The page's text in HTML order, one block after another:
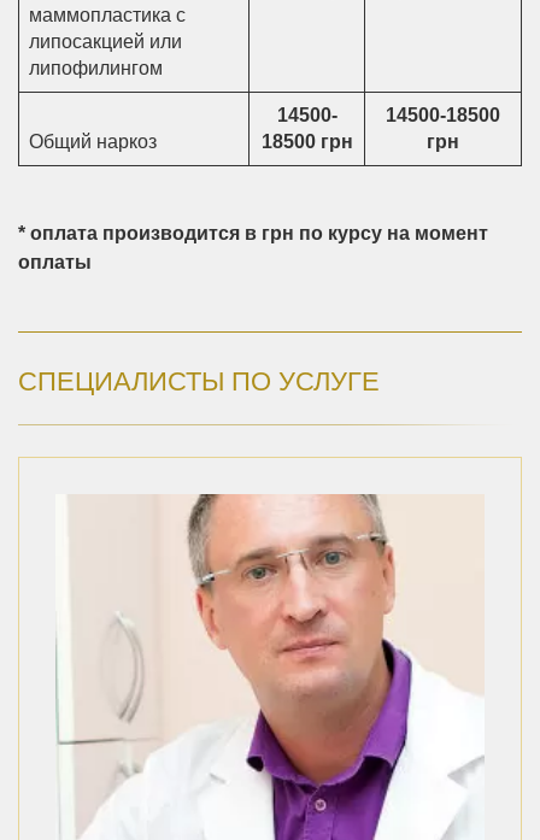
маммопластика с
липосакцией или
липофилингом
Общий наркоз
14500-
18500 грн
14500-18500
грн
* оплата производится в грн по курсу на момент
оплаты
СПЕЦИАЛИСТЫ ПО УСЛУГЕ